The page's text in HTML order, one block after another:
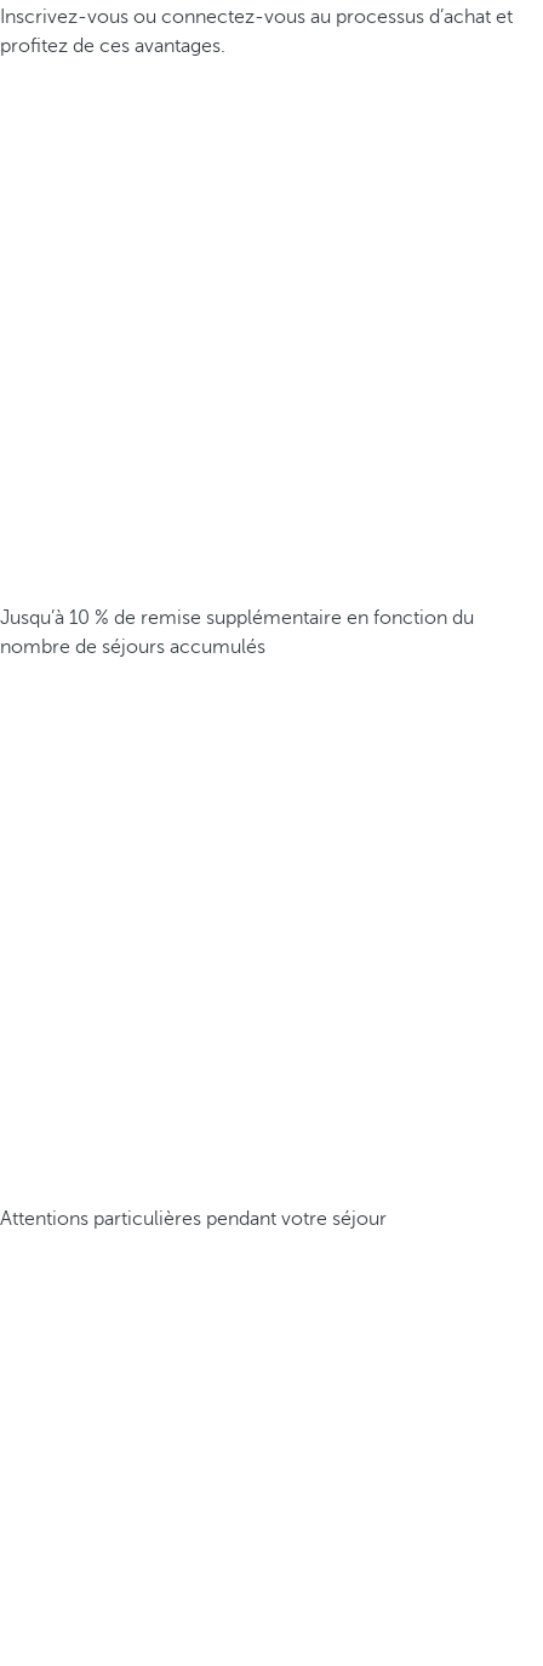
Inscrivez-vous ou connectez-vous au processus d’achat et
profitez de ces avantages.
Jusqu’à 10 % de remise supplémentaire en fonction du
nombre de séjours accumulés
Attentions particulières pendant votre séjour